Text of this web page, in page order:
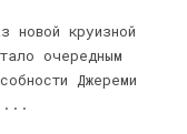
новой круизной
очередным
Джереми